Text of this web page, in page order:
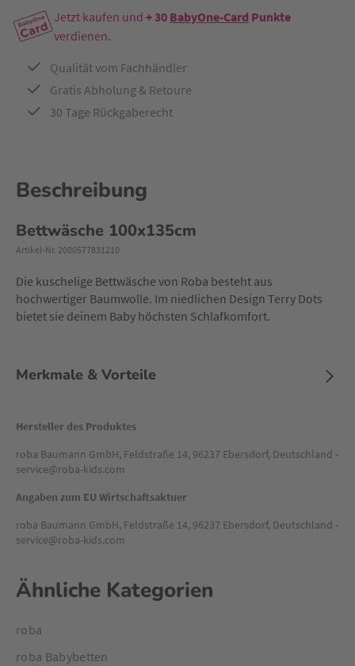
Jetzt kaufen und + 30 BabyOne-Card Punkte
verdienen.
Qualität vom Fachhändler
Gratis Abholung & Retoure
30 Tage Rückgaberecht
Beschreibung
Bettwäsche 100x135cm
Artikel-Nr. 2000577831210
Die kuschelige Bettwäsche von Roba besteht aus
hochwertiger Baumwolle. Im niedlichen Design Terry Dots
bietet sie deinem Baby höchsten Schlafkomfort.
Merkmale & Vorteile
Hersteller des Produktes
roba Baumann GmbH, Feldstraße 14, 96237 Ebersdorf, Deutschland -
service@roba-kids.com
Angaben zum EU Wirtschaftsaktuer
roba Baumann GmbH, Feldstraße 14, 96237 Ebersdorf, Deutschland -
service@roba-kids.com
Ähnliche Kategorien
roba
roba Babybetten